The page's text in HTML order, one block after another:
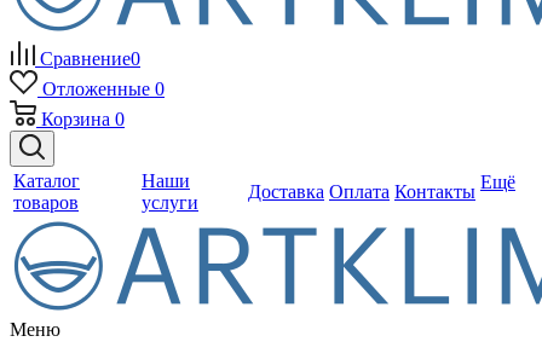
Сравнение0
Отложенные 0
Корзина 0
Каталог
товаров
Наши
услуги
Доставка Оплата Контакты Ещё
Меню